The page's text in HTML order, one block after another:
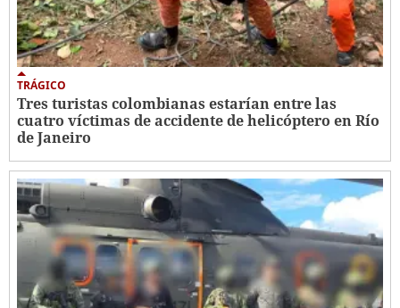
TRÁGICO
Tres turistas colombianas estarían entre las
cuatro víctimas de accidente de helicóptero en Río
de Janeiro